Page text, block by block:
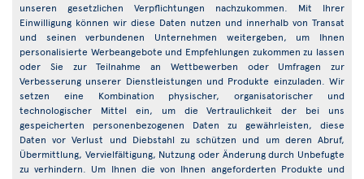
unseren gesetzlichen Verpflichtungen nachzukommen. Mit Ihrer
Einwilligung können wir diese Daten nutzen und innerhalb von Transat
und seinen verbundenen Unternehmen weitergeben, um Ihnen
personalisierte Werbeangebote und Empfehlungen zukommen zu lassen
oder Sie zur Teilnahme an Wettbewerben oder Umfragen zur
Verbesserung unserer Dienstleistungen und Produkte einzuladen. Wir
setzen eine Kombination physischer, organisatorischer und
technologischer Mittel ein, um die Vertraulichkeit der bei uns
gespeicherten personenbezogenen Daten zu gewährleisten, diese
Daten vor Verlust und Diebstahl zu schützen und um deren Abruf,
Übermittlung, Vervielfältigung, Nutzung oder Änderung durch Unbefugte
zu verhindern. Um Ihnen die von Ihnen angeforderten Produkte und